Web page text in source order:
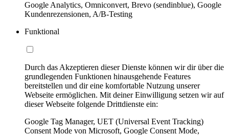
Google Analytics, Omniconvert, Brevo (sendinblue), Google
Kundenrezensionen, A/B-Testing
Funktional
Durch das Akzeptieren dieser Dienste können wir dir über die
grundlegenden Funktionen hinausgehende Features
bereitstellen und dir eine komfortable Nutzung unserer
Webseite ermöglichen. Mit deiner Einwilligung setzen wir auf
dieser Webseite folgende Drittdienste ein:
Google Tag Manager, UET (Universal Event Tracking)
Consent Mode von Microsoft, Google Consent Mode,